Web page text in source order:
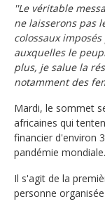
''Le véritable
ne laisserons pas
colossaux
auxquelles le
plus, je salue la
notamment des
Mardi, le sommet
africaines qui
financier d'environ
pandémie mondiale.
Il s'agit de la
personne